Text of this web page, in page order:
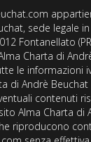
sede legale in
Fontanellato
Charta di
le informazioni
di Andrè
contenuti
Alma Charta di
riproducono